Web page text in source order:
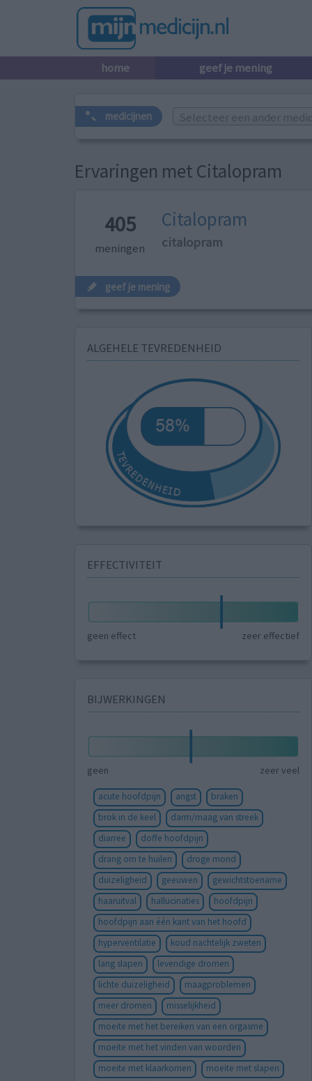
home geef je mening
medicijnen Selecteer een ander
Ervaringen met Citalopram
405
meningen
Citalopram
citalopram
geef je mening
ALGEHELE TEVREDENHEID
EFFECTIVITEIT
geen effect zeer effectief
BIJWERKINGEN
geen zeer veel
acute hoofdpijn angst
braken
brok in de keel
darm/maag van streek
diarree
doffe hoofdpijn
drang om te huilen
droge mond
duizeligheid
geeuwen
gewichtstoename
haaruitval
hallucinaties
hoofdpijn
hoofdpijn aan één kant van het hoofd
hyperventilatie
koud nachtelijk zweten
lang slapen
levendige dromen
lichte duizeligheid
maagproblemen
meer dromen
misselijkheid
moeite met het bereiken van een orgasme
moeite met het vinden van woorden
moeite met klaarkomen
moeite met slapen